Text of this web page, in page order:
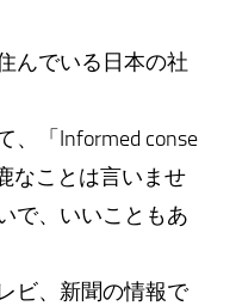
んでいる日本の社
、「Informed conse
なことは言いませ
で、いいこともあ
ビ、新聞の情報で